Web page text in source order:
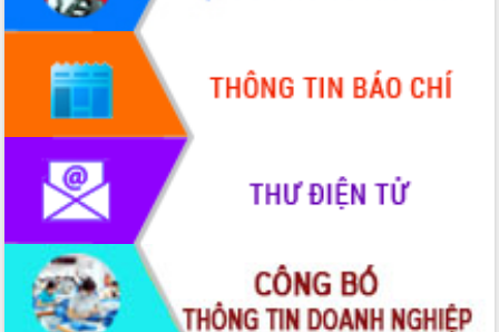
Lấy ý kiến điều chỉnh Quy hoạch tỉnh
Đắk Lắk thời kỳ 2021-2030, tầm nhìn
Phát động chiến dịch 30 ngày đêm
giải phóng mặt bằng Tuyến đường bộ
ven biển
Đắk Lắk nỗ lực thúc đẩy tăng trưởng
kinh tế từ 10% trở lên trong Quý
II/2026
Đắk Lắk ký kết thỏa thuận hợp tác về
chuyển đổi số giai đoạn 2026 – 2030
với Tập đoàn Bưu chính Viễn thông
Việt Nam
Thứ trưởng Bộ Y tế làm việc với tỉnh